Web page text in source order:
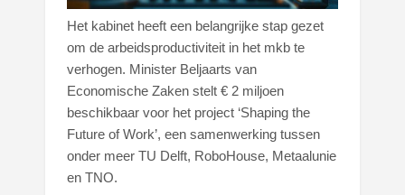
Het kabinet heeft een belangrijke stap gezet
om de arbeidsproductiviteit in het mkb te
verhogen. Minister Beljaarts van
Economische Zaken stelt € 2 miljoen
beschikbaar voor het project ‘Shaping the
Future of Work’, een samenwerking tussen
onder meer TU Delft, RoboHouse, Metaalunie
en TNO.